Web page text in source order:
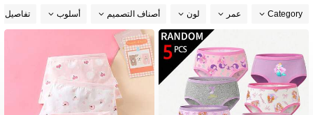
Category عمر لون أصناف التصميم أسلوب تفاصيل